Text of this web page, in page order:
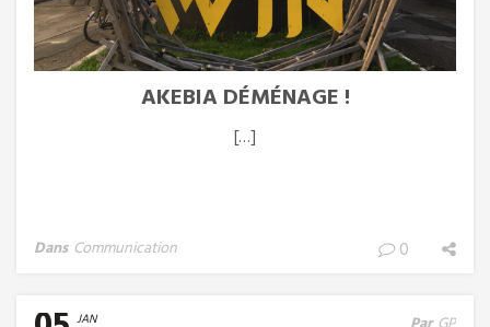
AKEBIA DÉMÉNAGE !
[…]
Dans Communication 0
JAN